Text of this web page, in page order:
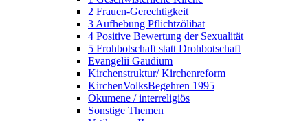
2 Frauen-Gerechtigkeit
3 Aufhebung Pflichtzölibat
4 Positive Bewertung der Sexualität
5 Frohbotschaft statt Drohbotschaft
Evangelii Gaudium
Kirchenstruktur/ Kirchenreform
KirchenVolksBegehren 1995
Ökumene / interreligiös
Sonstige Themen